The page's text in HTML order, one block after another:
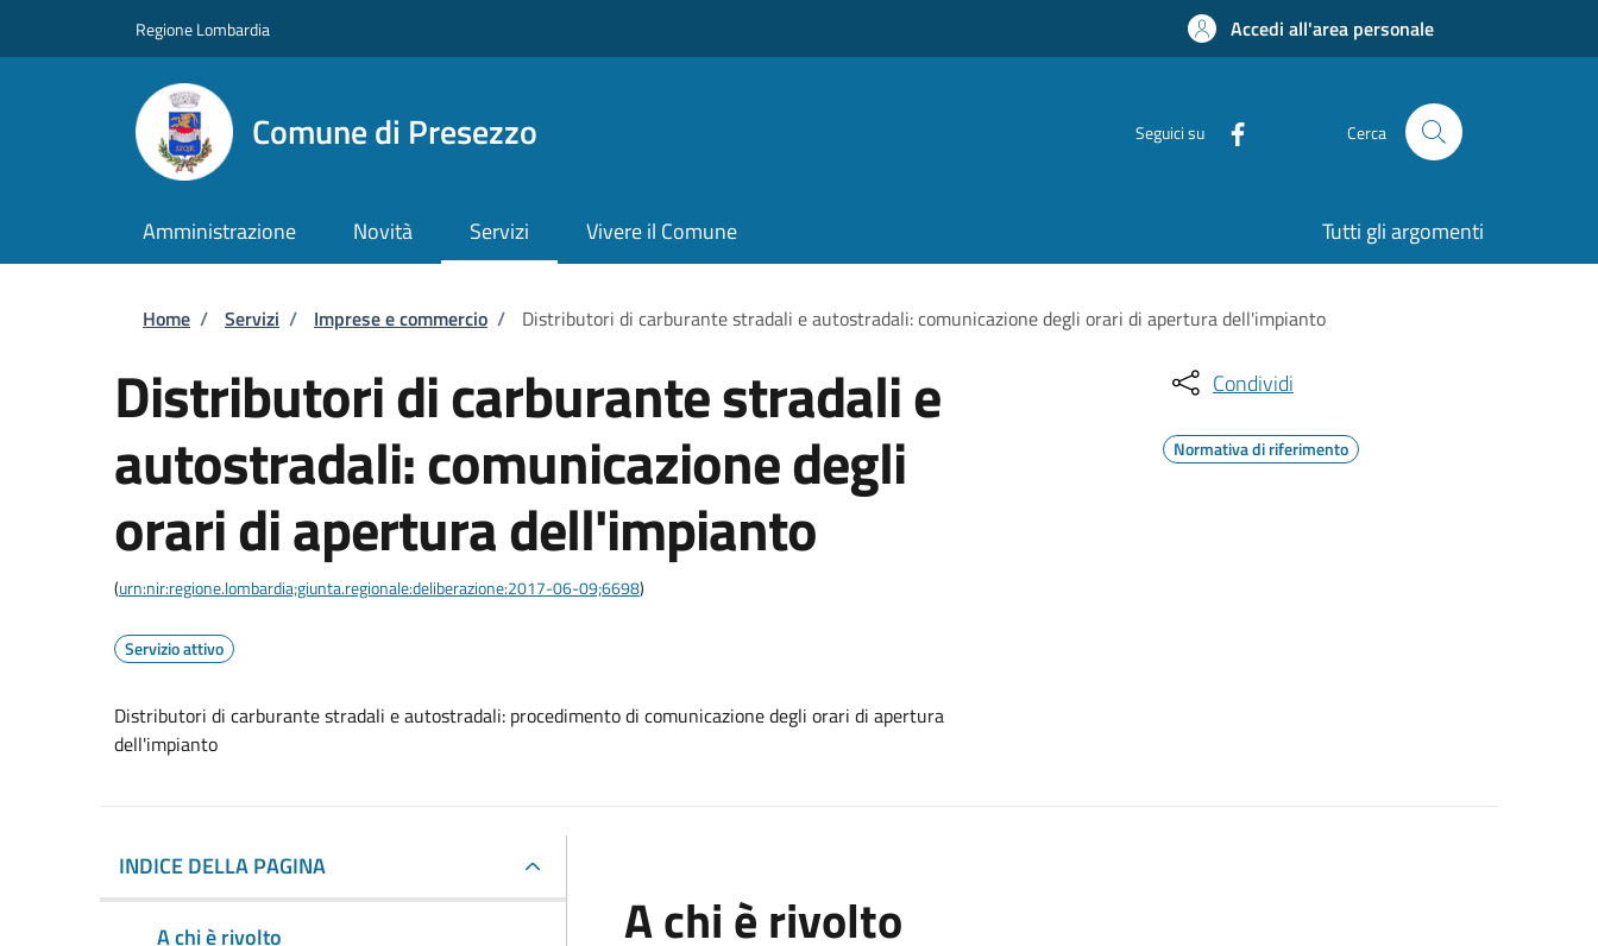
Regione Lombardia Accedi all'area personale
Comune di Presezzo Seguici su Cerca
Amministrazione Novità Servizi Vivere il Comune Tutti gli argomenti
Briciole di pane
Home / Servizi / Imprese e commercio / Distributori di carburante stradali e autostradali: comunicazione degli orari di apertura dell'impianto
Distributori di carburante stradali e
autostradali: comunicazione degli
orari di apertura dell'impianto
(urn:nir:regione.lombardia;giunta.regionale:deliberazione:2017-06-09;6698)
Servizio attivo
Distributori di carburante stradali e autostradali: procedimento di comunicazione degli orari di apertura
dell'impianto
Condividi
Normativa di riferimento
INDICE DELLA PAGINA
A chi è rivolto
A chi è rivolto